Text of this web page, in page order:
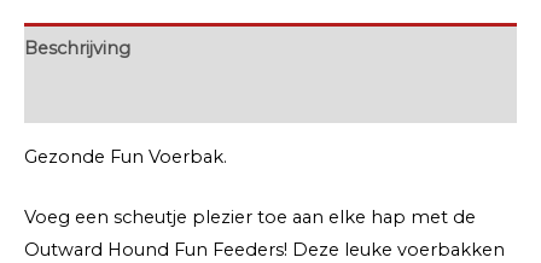
Beschrijving
Gezonde Fun Voerbak.
Voeg een scheutje plezier toe aan elke hap met de
Outward Hound Fun Feeders! Deze leuke voerbakken